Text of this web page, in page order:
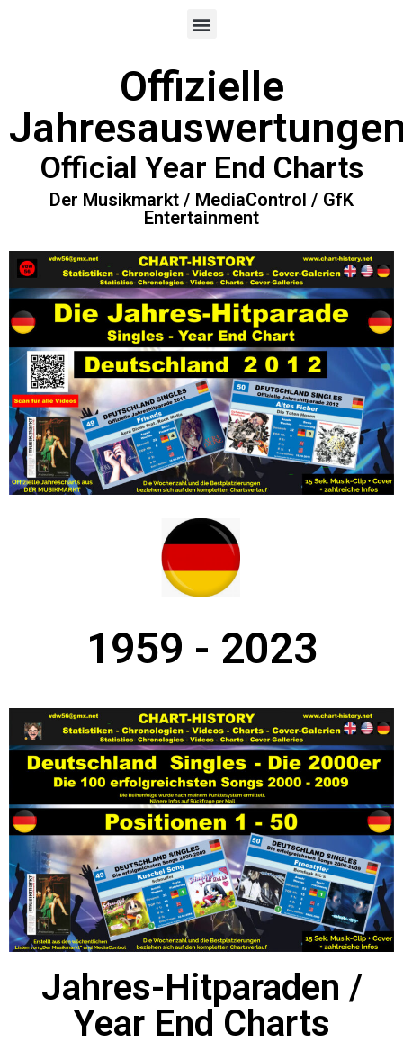
Offizielle
Official Year End Charts
Der Musikmarkt / MediaControl / GfK
Entertainment
1959 - 2023
Jahres-Hitparaden /
Year End Charts